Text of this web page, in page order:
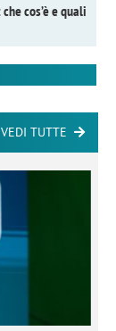
cos’è e quali
VEDI TUTTE